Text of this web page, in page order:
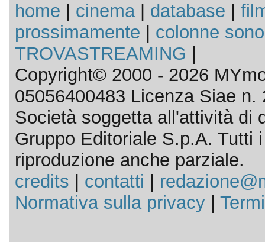
home cinema| database
prossimamente
colonne
TROVASTREAMING
Copyright© 2000 - 2026
05056400483 Licenza Siae n.
Società soggetta all'attività di
Gruppo Editoriale S.p.A. Tutti
riproduzione anche parziale.
credits
contatti
Normativa sulla privacy|